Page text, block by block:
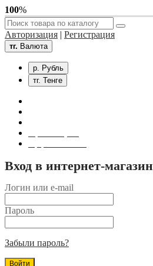
100%
Авторизация | Регистрация
тг. Валюта
р. Рубль
тг. Тенге
Вход в интернет-магазин
Логин или e-mail
Пароль
Забыли пароль?